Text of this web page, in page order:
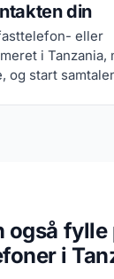
din
eller
i Tanzania,
og start
også fylle
i